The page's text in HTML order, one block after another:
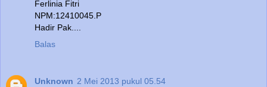
Ferlinia Fitri
NPM:12410045.P
Hadir Pak....
Balas
Unknown 2 Mei 2013 pukul 05.54